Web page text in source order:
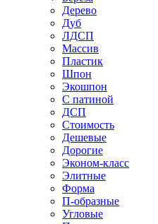
Дерево
Дуб
ЛДСП
Массив
Пластик
Шпон
Экошпон
С патиной
ДСП
Стоимость
Дешевые
Дорогие
Эконом-класс
Элитные
Форма
П-образные
Угловые